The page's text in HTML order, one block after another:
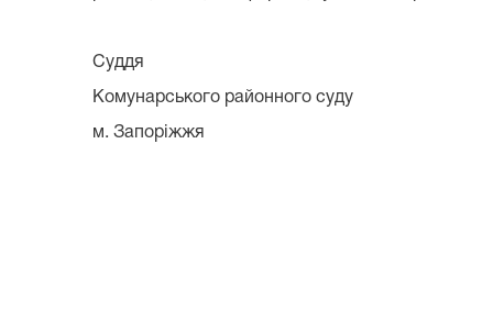
Суддя
Комунарського районного суду
м. Запоріжжя